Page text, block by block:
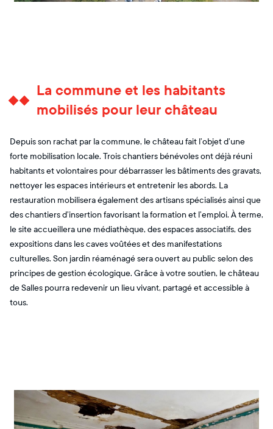
La commune et les habitants
mobilisés pour leur château
Depuis son rachat par la commune, le château fait l’objet d’une
forte mobilisation locale. Trois chantiers bénévoles ont déjà réuni
habitants et volontaires pour débarrasser les bâtiments des gravats,
nettoyer les espaces intérieurs et entretenir les abords. La
restauration mobilisera également des artisans spécialisés ainsi que
des chantiers d’insertion favorisant la formation et l’emploi. À terme,
le site accueillera une médiathèque, des espaces associatifs, des
expositions dans les caves voûtées et des manifestations
culturelles. Son jardin réaménagé sera ouvert au public selon des
principes de gestion écologique. Grâce à votre soutien, le château
de Salles pourra redevenir un lieu vivant, partagé et accessible à
tous.